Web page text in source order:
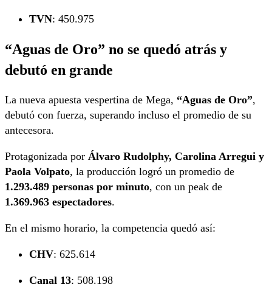
TVN: 450.975
“Aguas de Oro” no se quedó atrás y
debutó en grande
La nueva apuesta vespertina de Mega, “Aguas de Oro”,
debutó con fuerza, superando incluso el promedio de su
antecesora.
Protagonizada por Álvaro Rudolphy, Carolina Arregui y
Paola Volpato, la producción logró un promedio de
1.293.489 personas por minuto, con un peak de
1.369.963 espectadores.
En el mismo horario, la competencia quedó así:
CHV: 625.614
Canal 13: 508.198